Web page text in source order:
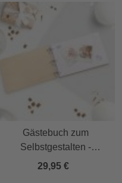
Gästebuch zum
Selbstgestalten -
Fotoalbum mit Holzcover
29,95 €